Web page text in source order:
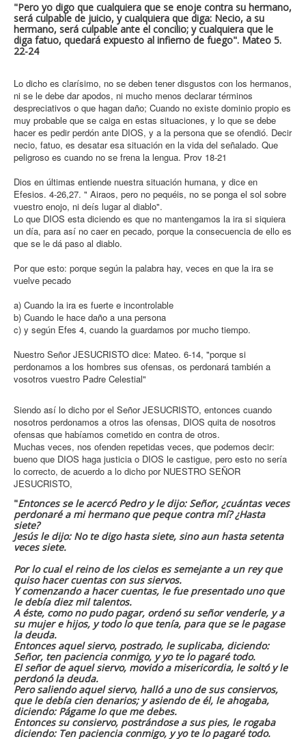
"Pero yo digo que cualquiera que se enoje contra su hermano,
será culpable de juicio, y cualquiera que diga: Necio, a su
hermano, será culpable ante el concilio; y cualquiera que le
diga fatuo, quedará expuesto al infierno de fuego". Mateo 5.
22-24
Lo dicho es clarísimo, no se deben tener disgustos con los hermanos,
ni se le debe dar apodos, ni mucho menos declarar términos
despreciativos o que hagan daño; Cuando no existe dominio propio es
muy probable que se caiga en estas situaciones, y lo que se debe
hacer es pedir perdón ante DIOS, y a la persona que se ofendió. Decir
necio, fatuo, es desatar esa situación en la vida del señalado. Que
peligroso es cuando no se frena la lengua. Prov 18-21
Dios en últimas entiende nuestra situación humana, y dice en
Efesios. 4-26,27. " Airaos, pero no pequéis, no se ponga el sol sobre
vuestro enojo, ni deís lugar al diablo".
Lo que DIOS esta diciendo es que no mantengamos la ira si siquiera
un día, para así no caer en pecado, porque la consecuencia de ello es
que se le dá paso al diablo.
Por que esto: porque según la palabra hay, veces en que la ira se
vuelve pecado
a) Cuando la ira es fuerte e incontrolable
b) Cuando le hace daño a una persona
c) y según Efes 4, cuando la guardamos por mucho tiempo.
Nuestro Señor JESUCRISTO dice: Mateo. 6-14, "porque si
perdonamos a los hombres sus ofensas, os perdonará también a
vosotros vuestro Padre Celestial"
Siendo así lo dicho por el Señor JESUCRISTO, entonces cuando
nosotros perdonamos a otros las ofensas, DIOS quita de nosotros
ofensas que habíamos cometido en contra de otros.
Muchas veces, nos ofenden repetidas veces, que podemos decir:
bueno que DIOS haga justicia o DIOS le castigue, pero esto no sería
lo correcto, de acuerdo a lo dicho por NUESTRO SEÑOR
JESUCRISTO,
"Entonces se le acercó Pedro y le dijo: Señor, ¿cuántas veces
perdonaré a mi hermano que peque contra mí? ¿Hasta
siete?
Jesús le dijo: No te digo hasta siete, sino aun hasta setenta
veces siete.
Por lo cual el reino de los cielos es semejante a un rey que
quiso hacer cuentas con sus siervos.
Y comenzando a hacer cuentas, le fue presentado uno que
le debía diez mil talentos.
A éste, como no pudo pagar, ordenó su señor venderle, y a
su mujer e hijos, y todo lo que tenía, para que se le pagase
la deuda.
Entonces aquel siervo, postrado, le suplicaba, diciendo:
Señor, ten paciencia conmigo, y yo te lo pagaré todo.
El señor de aquel siervo, movido a misericordia, le soltó y le
perdonó la deuda.
Pero saliendo aquel siervo, halló a uno de sus consiervos,
que le debía cien denarios; y asiendo de él, le ahogaba,
diciendo: Págame lo que me debes.
Entonces su consiervo, postrándose a sus pies, le rogaba
diciendo: Ten paciencia conmigo, y yo te lo pagaré todo.